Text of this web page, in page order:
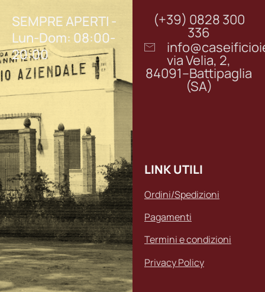
SEMPRE APERTI -
Lun-Dom: 08:00-
20:00
LINK UTILI
Ordini/Spedizioni
Pagamenti
Termini e condizioni
Privacy Policy
(+39) 0828 300
336
via Velia, 2,
84091–Battipaglia
(SA)